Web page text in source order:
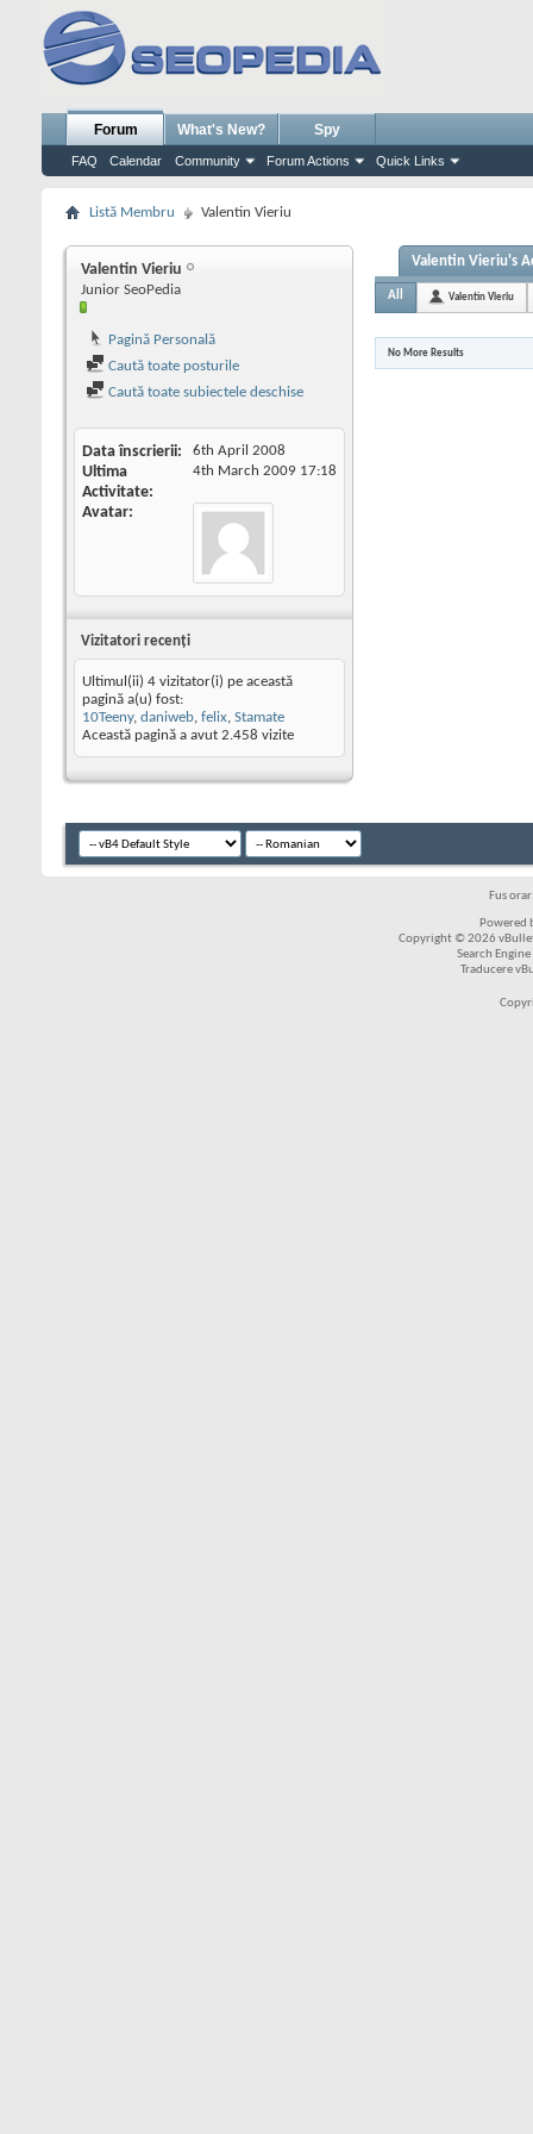
Forum
FAQ Calendar Community Forum Actions Quick Links
What's New? Spy
Listă Membru Valentin Vieriu
Valentin Vieriu
Junior SeoPedia
Pagină Personală
Caută toate posturile
Caută toate subiectele deschise
Data înscrierii 6th April 2008
Ultima
Activitate
4th March 2009 17:18
Avatar
Vizitatori recenţi
Ultimul(ii) 4 vizitator(i) pe această
pagină a(u) fost:
10Teeny, daniweb, felix, Stamate
Această pagină a avut 2.458 vizite
Valentin Vieriu's
All Valentin Vieriu
No More Results
Fus
Powered
Copyright © 2026
Search
Traducere